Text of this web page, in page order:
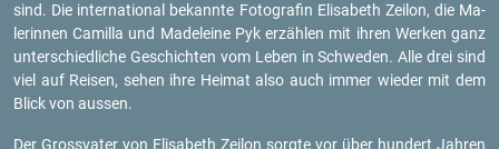
sind. Die in­ter­na­tio­nal be­kann­te Fo­to­gra­fin Eli­sa­beth Zei­lon, die Ma­
le­rin­nen Ca­mil­la und Ma­de­lei­ne Pyk er­zäh­len mit ihren Wer­ken ganz
un­ter­schied­li­che Ge­schich­ten vom Leben in Schwe­den. Alle drei sind
viel auf Rei­sen, sehen ihre Hei­mat also auch immer wie­der mit dem
Blick von aus­sen.
Der Gross­va­ter von Eli­sa­beth Zei­lon sorg­te vor über hun­dert Jah­ren